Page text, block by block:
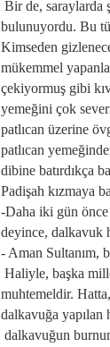
Bir de, saraylarda
bulunuyordu. Bu
Kimseden
mükemmel
çekiyormuş gibi
yemeğini çok
patlıcan üzerine
patlıcan
dibine batırdıkça
Padişah kızmaya
-Daha iki gün önce
deyince, dalkavuk
- Aman Sultanım,
Haliyle, başka
muhtemeldir.
dalkavuğa yapılan
 dalkavuğun